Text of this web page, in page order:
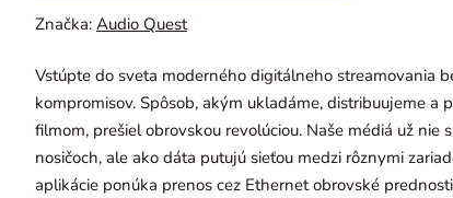
produktu
0,0
z
5
hviezdičiek.
Značka: Audio Quest
Vstúpte do sveta moderného digitálneho streamovania
kompromisov. Spôsob, akým ukladáme, distribuujeme a
filmom, prešiel obrovskou revolúciou. Naše médiá už nie
nosičoch, ale ako dáta putujú sieťou medzi rôznymi
aplikácie ponúka prenos cez Ethernet obrovské